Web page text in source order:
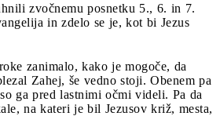
zvočnemu posnetku 5., 6. in 7.
in zdelo se je, kot bi Jezus
zanimalo, kako je mogoče, da
Zahej, še vedno stoji. Obenem pa
ga pred lastnimi očmi videli. Pa da
na kateri je bil Jezusov križ, mesta,